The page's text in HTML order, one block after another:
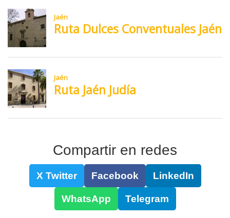
Compartir en redes
X Twitter Facebook LinkedIn
WhatsApp Telegram